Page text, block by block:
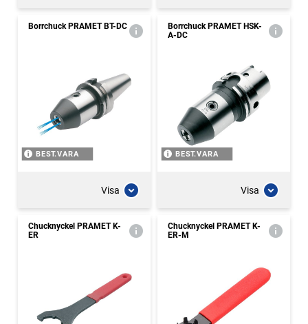
Borrchuck PRAMET BT-DC
BEST.VARA
Visa
Borrchuck PRAMET HSK-
A-DC
BEST.VARA
Visa
Chucknyckel PRAMET K-
ER
Chucknyckel PRAMET K-
ER-M